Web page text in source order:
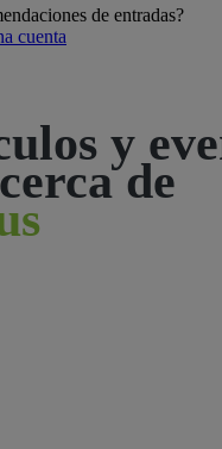
de entradas?
cuenta
y
de